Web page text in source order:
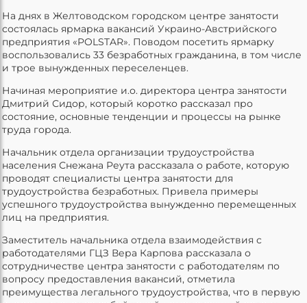
На днях в Желтоводском городском центре занятости
состоялась ярмарка вакансий Украино-Австрийского
предприятия «POLSTAR». Поводом посетить ярмарку
воспользовались 33 безработных гражданина, в том числе
и трое вынужденных переселенцев.
Начиная мероприятие и.о. директора центра занятости
Дмитрий Сидор, который коротко рассказал про
состояние, основные тенденции и процессы на рынке
труда города.
Начальник отдела организации трудоустройства
населения Снежана Реута рассказала о работе, которую
проводят специалисты центра занятости для
трудоустройства безработных. Привела примеры
успешного трудоустройства вынужденно перемещенных
лиц на предприятия.
Заместитель начальника отдела взаимодействия с
работодателями ГЦЗ Вера Карпова рассказала о
сотрудничестве центра занятости с работодателям по
вопросу предоставления вакансий, отметила
преимущества легального трудоустройства, что в первую